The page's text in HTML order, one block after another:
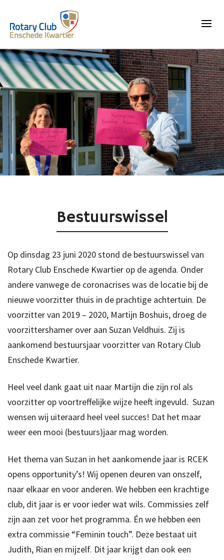
Bestuurswissel
Op dinsdag 23 juni 2020 stond de bestuurswissel van
Rotary Club Enschede Kwartier op de agenda. Onder
andere vanwege de coronacrises was de locatie bij de
nieuwe voorzitter thuis in de prachtige achtertuin. De
voorzitter van 2019 – 2020, Martijn Boshuis, droeg de
voorzittershamer over aan Suzan Veldhuis. Zij is
aankomend bestuursjaar voorzitter van Rotary Club
Enschede Kwartier.
Heel veel dank gaat uit naar Martijn die zijn rol als
voorzitter op voortreffelijke wijze heeft ingevuld. Suzan
wensen wij uiteraard heel veel succes! Dat het maar
weer een mooi (bestuurs)jaar mag worden.
Het thema van Suzan in het aankomende jaar is RCEK
opens opportunity’s! Wij openen deuren van onszelf,
naar elkaar en voor anderen. We hebben een krachtige
club, dit jaar is er voor ieder wat wils. Commissies zelf
zijn aan zet voor het programma. Én we hebben een
extra commissie “Feminin touch”. Deze bestaat uit
Judith, Rian en mijzelf. Dit jaar krijgt dan ook een